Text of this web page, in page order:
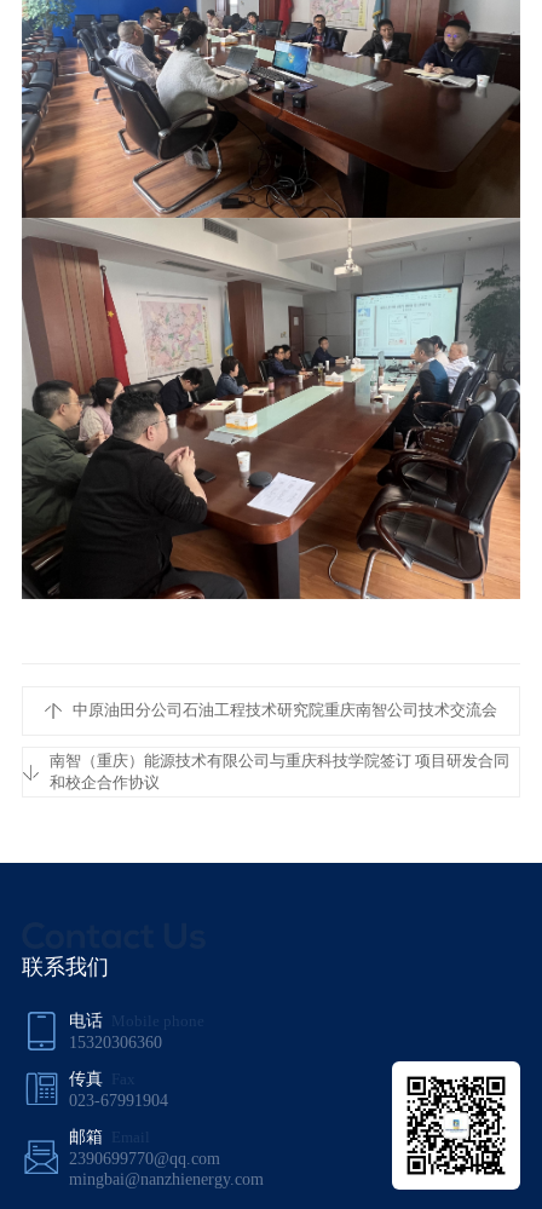
中原油田分公司石油工程技术研究院重庆南智公司技术交流会
南智（重庆）能源技术有限公司与重庆科技学院签订 项目研发合同
和校企合作协议
联系我们
电话 Mobile phone
15320306360
传真
023-67991904
邮箱
Email
2390699770@qq.com
mingbai@nanzhienergy.com